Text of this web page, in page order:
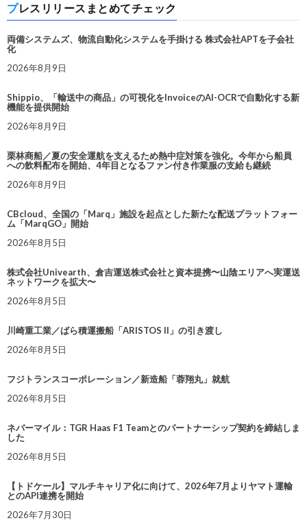
プレスリリースまとめてチェック
両備システムズ、物流自動化システムを手掛ける 株式会社APTを子会社
化
2026年8月9日
Shippio、「輸送中の商品」の可視化をInvoiceのAI-OCRで自動化する新
機能を提供開始
2026年8月9日
栗林商船／夏の安全運航を支えるため熱中症対策を強化。今年から船員
への飲料配布を開始、4年目となるファン付き作業服の支給も継続
2026年8月9日
CBcloud、全国の「Marq」施設を起点とした新たな配送プラットフォー
ム「MarqGO」開始
2026年8月5日
株式会社Univearth、倉吉運送株式会社と資本提携〜山陰エリアへ実運送
ネットワークを拡大〜
2026年8月5日
川崎重工業／ばら積運搬船「ARISTOS II」の引き渡し
2026年8月5日
フジトランスコーポレーション／新造船「蓉翔丸」就航
2026年8月5日
ネバーマイル：TGR Haas F1 Teamとのパートナーシップ契約を締結しま
した
2026年8月5日
【トドケール】マルチキャリア化に向けて、2026年7月よりヤマト運輸
とのAPI連携を開始
2026年7月30日